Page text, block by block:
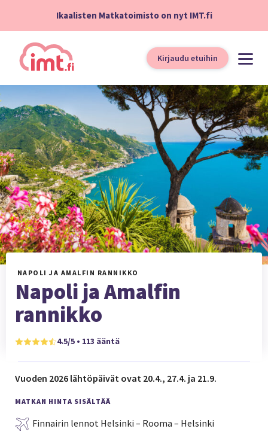
Ikaalisten Matkatoimisto on nyt IMT.fi
Kirjaudu etuihin
NAPOLI JA AMALFIN RANNIKKO
Napoli ja Amalfin
rannikko
4.5/5 • 113 ääntä
Vuoden 2026 lähtöpäivät ovat 20.4., 27.4. ja 21.9.
MATKAN HINTA SISÄLTÄÄ
Finnairin lennot Helsinki – Rooma – Helsinki